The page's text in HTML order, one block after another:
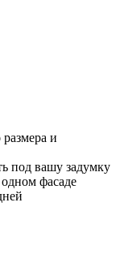
и
под вашу задумку
фасаде